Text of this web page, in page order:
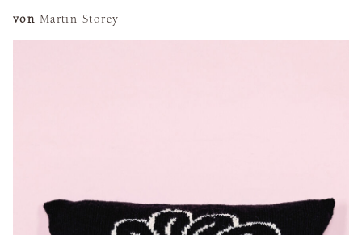
von Martin Storey